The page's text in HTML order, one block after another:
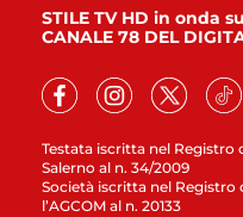
Testata iscritta nel Registro
Salerno al n. 34/2009
Società iscritta nel Registro
l’AGCOM al n. 20133
STILE TV HD in onda
CANALE 78 DEL